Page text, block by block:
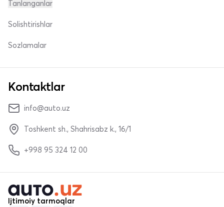
Tanlanganlar
Solishtirishlar
Sozlamalar
Kontaktlar
info@auto.uz
Toshkent sh., Shahrisabz k., 16/1
+998 95 324 12 00
Ijtimoiy tarmoqlar